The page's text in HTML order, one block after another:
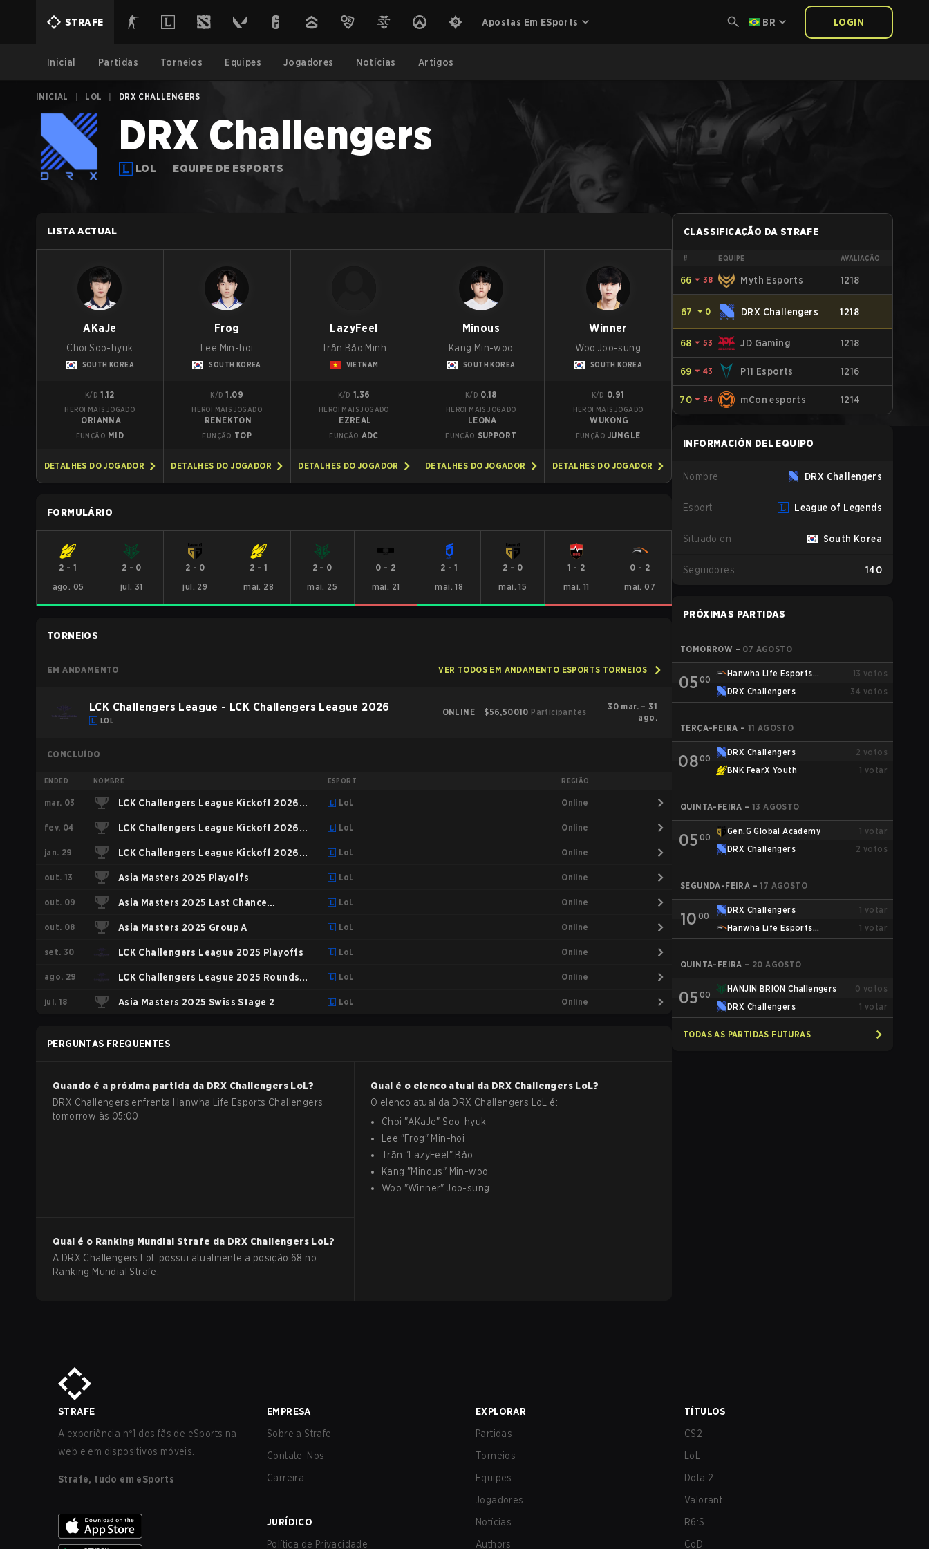
STRAFE Apostas Em ESports BR LOGIN
Inicial Partidas Torneios Equipes Jogadores Notícias Artigos
INICIAL LOL DRX CHALLENGERS
DRX Challengers
LOL EQUIPE DE ESPORTS
LISTA ACTUAL
AKaJe
Choi Soo-hyuk
SOUTH KOREA
K/D 1.12
HEROI MAIS JOGADO
ORIANNA
FUNÇÃO MID
DETALHES DO JOGADOR
Frog
Lee Min-hoi
SOUTH KOREA
K/D 1.09
HEROI MAIS JOGADO
RENEKTON
FUNÇÃO TOP
DETALHES DO JOGADOR
LazyFeel
Trần Bảo Minh
VIETNAM
K/D 1.36
HEROI MAIS JOGADO
EZREAL
FUNÇÃO ADC
DETALHES DO JOGADOR
Minous
Kang Min-woo
SOUTH KOREA
K/D 0.18
HEROI MAIS JOGADO
LEONA
FUNÇÃO SUPPORT
DETALHES DO JOGADOR
Winner
Woo Joo-sung
SOUTH KOREA
K/D 0.91
HEROI MAIS JOGADO
WUKONG
FUNÇÃO JUNGLE
DETALHES DO JOGADOR
FORMULÁRIO
2 -1
ago. 05
2 - 0
jul. 31
2 - 0
jul. 29
2 - 1
mai. 28
2- 0
mai. 25
0 - 2
mai. 21
2 -1
mai. 18
2 - 0
mai. 15
1 - 2
mai. 11
0 - 2
mai. 07
TORNEIOS
EM ANDAMENTO VER TODOS EM ANDAMENTO ESPORTS TORNEIOS
LCK Challengers League - LCK Challengers League 2026
LOL
ONLINE $56,50010 Participantes
30 mar. – 31
ago.
CONCLUÍDO
ENDED NOMBRE ESPORT REGIÃO
mar. 03 LCK Challengers League Kickoff 2026
Playoffs
LoL Online
fev. 04 LCK Challengers League Kickoff 2026
Play-In
LoL Online
jan. 29 LCK Challengers League Kickoff 2026
Group Stage
LoL Online
out. 13 Asia Masters 2025 Playoffs LoL Online
out. 09 Asia Masters 2025 Last Chance
Qualifier
LoL Online
out. 08 Asia Masters 2025 Group A LoL Online
set. 30 LCK Challengers League 2025 Playoffs LoL Online
ago. 29 LCK Challengers League 2025 Rounds
3-5 - Challenge Group
LoL Online
jul. 18 Asia Masters 2025 Swiss Stage 2 LoL Online
PERGUNTAS FREQUENTES
Quando é a próxima partida da DRX Challengers LoL?
DRX Challengers enfrenta Hanwha Life Esports Challengers
tomorrow às 05:00.
Qual é o elenco atual da DRX Challengers LoL?
O elenco atual da DRX Challengers LoL
é:
Choi "AKaJe"Soo-hyuk
Lee "Frog" Min-hoi
Trần " LazyFeel " Bảo
Kang "Minous" Min-woo
Woo "Winner"Joo-sung
Qual é o Ranking Mundial Strafe da DRX Challengers LoL?
A DRX Challengers LoL possui atualmente a posição 68 no
Ranking Mundial Strafe.
CLASSIFICAÇÃO DA STRAFE
# EQUIPE AVALIAÇÃO
66 ⏷ 38 Myth Esports 1218
67 ⏷ 0 DRX Challengers 1218
68 ⏷ 53 JD Gaming 1218
69 ⏷ 43 P11 Esports 1216
70 ⏷ 34 mCon esports 1214
INFORMACIÓN DEL EQUIPO
Nombre DRX Challengers
Esport League of Legends
Situado en South Korea
Seguidores 140
PRÓXIMAS PARTIDAS
TOMORROW – 07 AGOSTO
05 00
Hanwha Life Esports
13 votos
DRX Challengers
34 votos
TERÇA-FEIRA – 11 AGOSTO
0800
DRX Challengers 2 votos
BNK FearX Youth
1 votar
QUINTA-FEIRA – 13 AGOSTO
05 00
Gen.G Global Academy 1 votar
DRX Challengers
2 votos
SEGUNDA-FEIRA – 17 AGOSTO
10 00
DRX Challengers 1 votar
Hanwha Life Esports
Challengers
1 votar
QUINTA-FEIRA – 20 AGOSTO
05 00
HANJIN BRION Challengers 0 votos
DRX Challengers
1 votar
TODAS AS PARTIDAS FUTURAS
STRAFE
A experiência nº1 dos fãs de eSports na
web e em dispositivos móveis.
Strafe, tudo em eSports
EMPRESA
Sobre a Strafe
Contate-Nos
Carreira
JURÍDICO
Política de Privacidade
EXPLORAR
Partidas
Torneios
Equipes
Jogadores
Notícias
Authors
TÍTULOS
CS2
LoL
Dota 2
Valorant
R6:S
CoD